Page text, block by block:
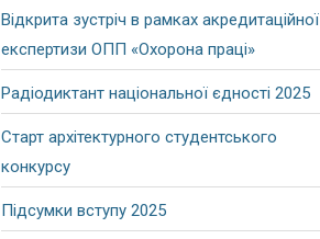
Відкрита зустріч в рамках акредитаційної
експертизи ОПП «Охорона праці»
Радіодиктант національної єдності 2025
Старт архітектурного студентського
конкурсу
Підсумки вступу 2025